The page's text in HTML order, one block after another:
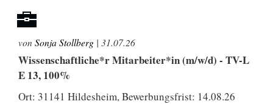
vonSonja Stollberg | 31.07.26
Wissenschaftliche*r Mitarbeiter*in (m/w/d) - TV-L
E 13, 100%
Ort: 31141 Hildesheim, Bewerbungsfrist: 14.08.26